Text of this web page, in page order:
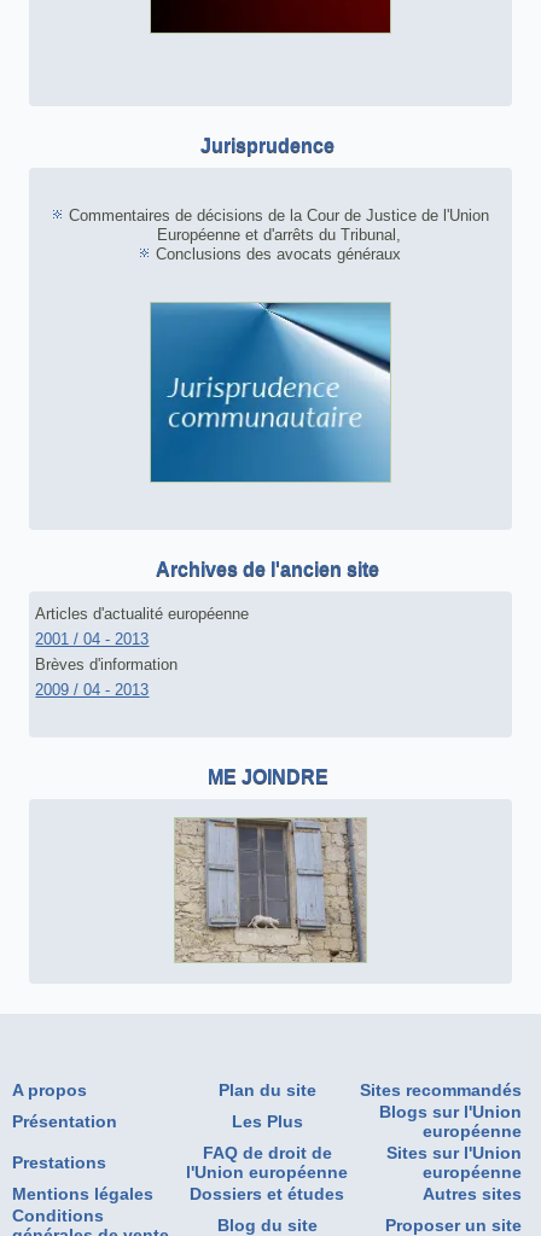
Jurisprudence
Commentaires de décisions de la Cour de Justice de l'Union
Européenne et d'arrêts du Tribunal,
Conclusions des avocats généraux
Archives de l'ancien site
Articles d'actualité européenne
2001 / 04 - 2013
Brèves d'information
2009 / 04 - 2013
ME JOINDRE
A propos Plan du site
Sites recommandés
Présentation
Les Plus
Blogs sur l'Union
européenne
Prestations
FAQ de droit de
l'Union européenne
Sites sur l'Union
européenne
Mentions légales
Dossiers et études
Autres sites
Conditions
Blog du site Proposer un site